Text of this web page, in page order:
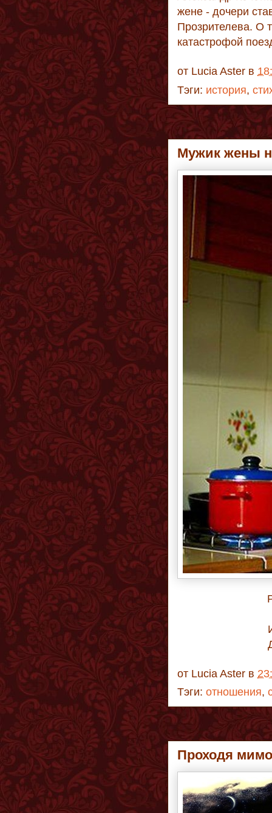
жене - дочери
Прозрителева. О
катастрофой
от Lucia Aster в
Тэги: история,
Мужик жены
от Lucia Aster в
Тэги: отношения,
Проходя